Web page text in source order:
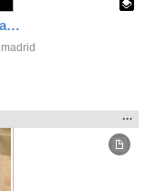
Erasmus+ KA121 | Teacher Training | Educational Robotics | Setúbal 2024
la
…